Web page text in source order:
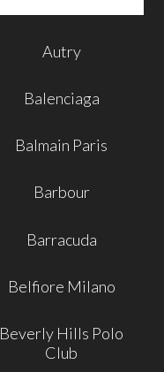
Autry
Balenciaga
Balmain Paris
Barbour
Barracuda
Belfiore Milano
Beverly Hills Polo
Club